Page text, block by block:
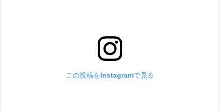
この投稿をInstagramで見る